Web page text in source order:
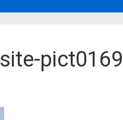
pict0169